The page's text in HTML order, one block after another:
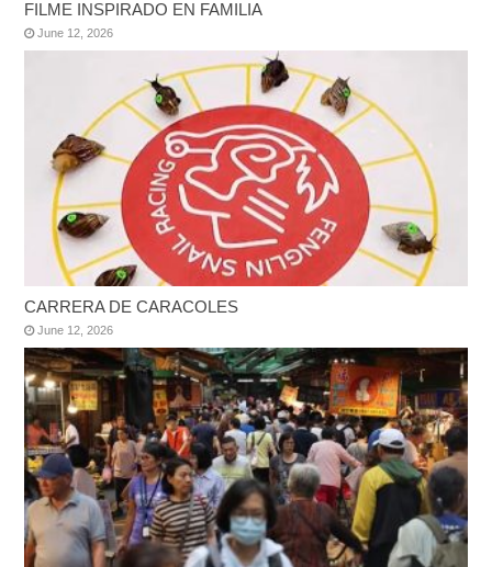
FILME INSPIRADO EN FAMILIA
June 12, 2026
CARRERA DE CARACOLES
June 12, 2026